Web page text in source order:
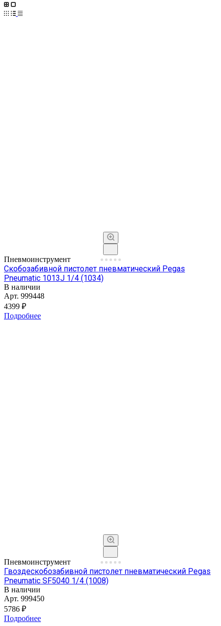
Пневмоинструмент
Скобозабивной пистолет пневматический Pegas
Pneumatic 1013J 1/4 (1034)
В наличии
Арт. 999448
4399 ₽
Подробнее
Пневмоинструмент
Гвоздескобозабивной пистолет пневматический Pegas
Pneumatic SF5040 1/4 (1008)
В наличии
Арт. 999450
5786 ₽
Подробнее